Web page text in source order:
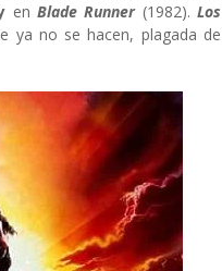
en Blade Runner(1982).Los
ya no se hacen, plagada de